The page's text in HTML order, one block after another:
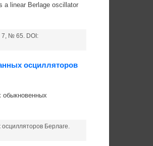
a linear Berlage oscillator
7, № 65. DOI:
осцилляторов
обыкновенных
Берлаге.